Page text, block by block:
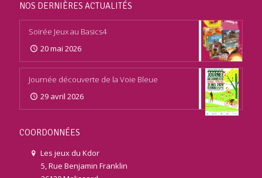
NOS DERNIÈRES ACTUALITÉS
Soirée Jeux au Basics4
20 mai 2026
Journée découverte de la Voie Bleue
29 avril 2026
COORDONNÉES
Les jeux du Kdor
5, Rue Benjamin Franklin